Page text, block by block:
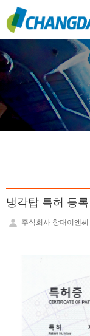
냉각탑 특허 등
주식회사 창대이앤씨